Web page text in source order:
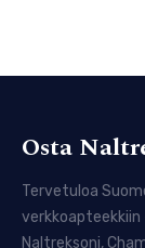
Osta
Tervetuloa
Naltreksoni,